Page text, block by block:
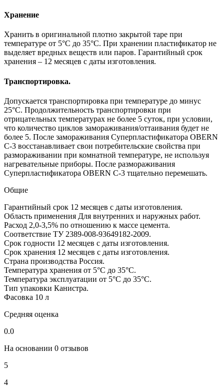
Хранение
Хранить в оригинальной плотно закрытой таре при
температуре от 5°С до 35°С. При хранении пластификатор не
выделяет вредных веществ или паров. Гарантийный срок
хранения – 12 месяцев с даты изготовления.
Транспортировка.
Допускается транспортировка при температуре до минус
25°С. Продолжительность транспортировки при
отрицательных температурах не более 5 суток, при условии,
что количество циклов замораживания/оттаивания будет не
более 5. После замораживания Суперпластификатора OBERN
С-3 восстанавливает свои потребительские свойства при
размораживании при комнатной температуре, не используя
нагревательные приборы. После размораживания
Суперпластификатора OBERN С-3 тщательно перемешать.
Общие
Гарантийный срок 12 месяцев с даты изготовления.
Область применения Для внутренних и наружных работ.
Расход 2,0-3,5% по отношению к массе цемента.
Соответствие ТУ 2389-008-93649182-2009.
Срок годности 12 месяцев с даты изготовления.
Срок хранения 12 месяцев с даты изготовления.
Страна производства Россия.
Температура хранения от 5°С до 35°С.
Температура эксплуатации от 5°С до 35°С.
Тип упаковки Канистра.
Фасовка 10 л
Средняя оценка
0.0
На основании 0 отзывов
5
4